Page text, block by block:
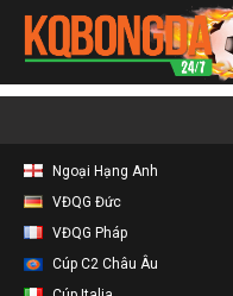
Ngoại Hạng Anh
VĐQG Đức
VĐQG Pháp
Cúp C2 Châu Âu